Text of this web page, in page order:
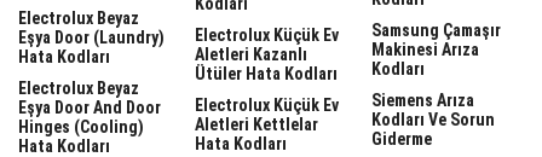
Electrolux Beyaz
Eşya Door (laundry)
Hata Kodları
Electrolux Beyaz
Eşya Door And Door
Hinges (cooling)
Hata Kodları
Electrolux Küçük Ev
Aletleri Kazanlı
Ütüler Hata Kodları
Electrolux Küçük Ev
Aletleri Kettlelar
Hata Kodları
Samsung Çamaşır
Makinesi Arıza
Kodları
Siemens Arıza
Kodları Ve Sorun
Giderme